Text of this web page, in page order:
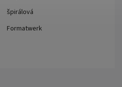
špirálová
Formatwerk